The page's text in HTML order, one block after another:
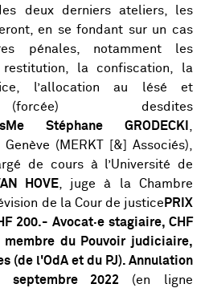
deux derniers ateliers, les
en se fondant sur un cas
pénales, notamment les
la confiscation, la
l’allocation au lésé et
desdites
Stéphane GRODECKI
(MERKT [&] Associés),
de cours à l’Université de
HOVE, juge à la Chambre
de la Cour de justice PRIX
200.- Avocat·e stagiaire, CHF
membre du Pouvoir judiciaire,
(de l'OdA et du PJ). Annulation
septembre 2022 (en ligne